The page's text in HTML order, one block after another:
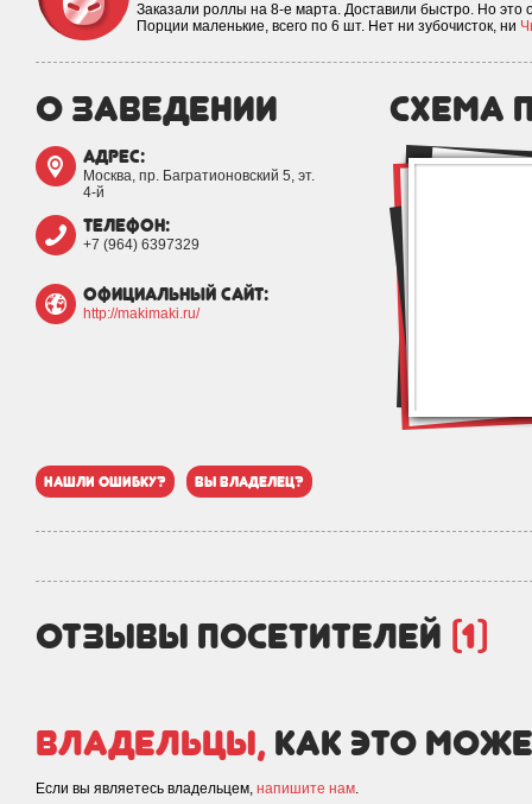
Заказали роллы на 8-е марта. Доставили быстро. Но это
Порции маленькие, всего по 6 шт. Нет ни зубочисток, ни
о заведении
адрес:
Москва, пр. Багратионовский 5, эт.
4-й
телефон:
+7 (964) 6397329
официальный сайт:
http://makimaki.ru/
схема
нашли ошибку? вы владелец?
отзывы посетителей (1)
Владельцы, как это
Если вы являетесь владельцем, напишите нам.